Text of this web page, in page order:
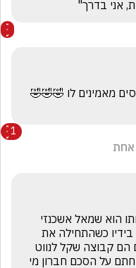
מאמינים לו 🤣🤣🤣
1
אחת